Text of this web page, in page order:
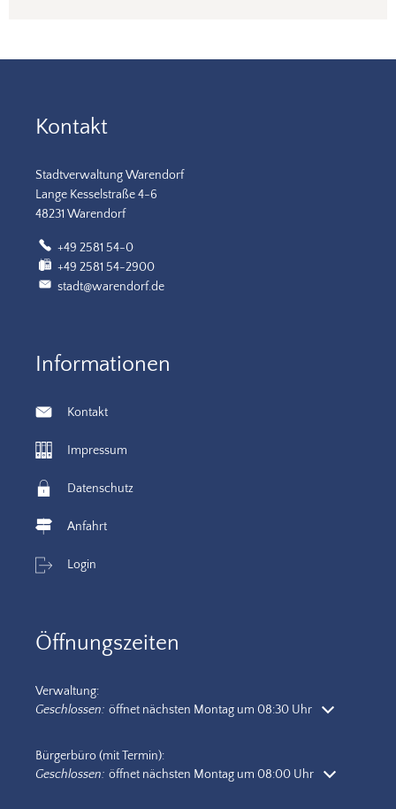
Kontakt
Stadtverwaltung Warendorf
Lange Kesselstraße 4-6
48231 Warendorf
+49 2581 54-0
+49 2581 54-2900
stadt@warendorf.de
Informationen
Kontakt
Impressum
Datenschutz
Anfahrt
Login
Öffnungszeiten
Verwaltung:
Klicken, um weitere Öffnungs- oder Schließzeiten auszublenden
Geschlossen: öffnet nächsten Montag um 08:30 Uhr
Bürgerbüro (mit Termin):
Klicken, um weitere Öffnungs- oder Schließzeiten auszublenden
Geschlossen: öffnet nächsten Montag um 08:00 Uhr